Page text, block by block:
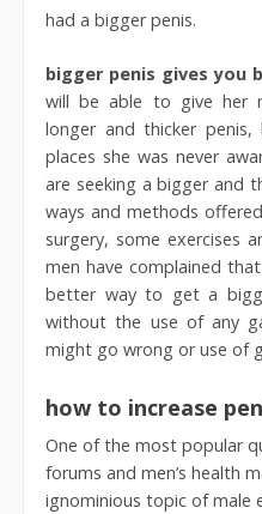
had a bigger penis.
bigger penis gives you
will be able to give her
longer and thicker
places she was never
are seeking a bigger and
ways and methods
surgery, some exercises
men have complained
better way to get a
without the use of any
might go wrong or use of
how to increase
One of the most popular
forums and men’s health
ignominious topic of male